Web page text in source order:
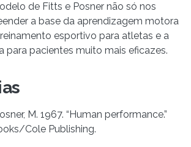
de Fitts e Posner não só nos
a base da aprendizagem motora
esportivo para atletas e a
para pacientes muito mais eficazes.
M. 1967. “Human performance.”
Cole Publishing.